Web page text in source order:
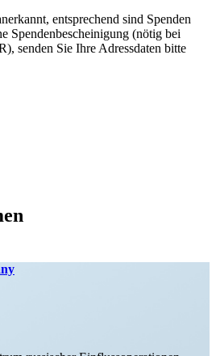
entspre­chend sind Spenden
Spenden­be­schei­nigung (nötig bei
senden Sie Ihre Adress­daten bitte